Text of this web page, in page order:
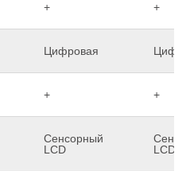
+ +
Цифровая
+ +
Сенсорный
LCD
LCD